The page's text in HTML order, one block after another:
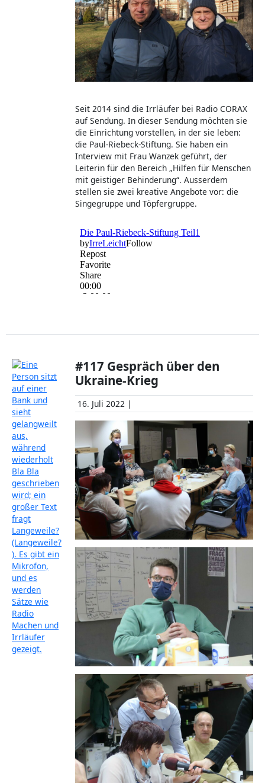
Seit 2014 sind die Irrläufer bei Radio CORAX
auf Sendung. In dieser Sendung möchten sie
die Einrichtung vorstellen, in der sie leben:
die Paul-Riebeck-Stiftung. Sie haben ein
Interview mit Frau Wanzek geführt, der
Leiterin für den Bereich „Hilfen für Menschen
mit geistiger Behinderung“. Ausserdem
stellen sie zwei kreative Angebote vor: die
Singegruppe und Töpfergruppe.
#117 Gespräch über den
Ukraine-Krieg
16. Juli 2022 |